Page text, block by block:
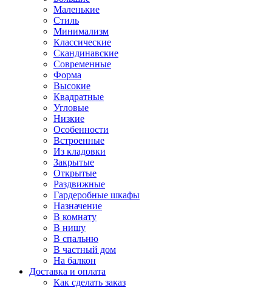
Маленькие
Стиль
Минимализм
Классические
Скандинавские
Современные
Форма
Высокие
Квадратные
Угловые
Низкие
Особенности
Встроенные
Из кладовки
Закрытые
Открытые
Раздвижные
Гардеробные шкафы
Назначение
В комнату
В нишу
В спальню
В частный дом
На балкон
Доставка и оплата
Как сделать заказ